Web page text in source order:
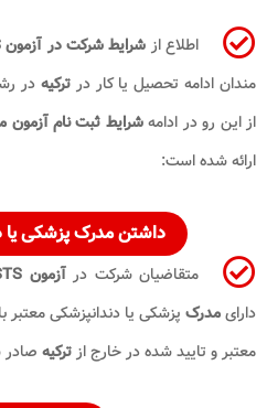
اطلاع از شرایط شرکت در آزمون STS ترکیه
مندان ادامه تحصیل یا کار درترکیه در
از این رو در ادامهشرایط ثبت نام
ارائه شده است:
داشتن مدرک پزشکی یا
متقاضیان شرکت درآزمون STS ترکیه
دارایمدرک پزشکی یا دندانپزشکی معتبر
معتبر و تایید شده در خارج ازترکیه